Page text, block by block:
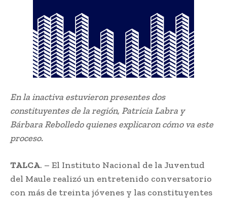
En la inactiva estuvieron presentes dos
constituyentes de la región, Patricia Labra y
Bárbara Rebolledo quienes explicaron cómo va este
proceso.
TALCA. – El Instituto Nacional de la Juventud
del Maule realizó un entretenido conversatorio
con más de treinta jóvenes y las constituyentes